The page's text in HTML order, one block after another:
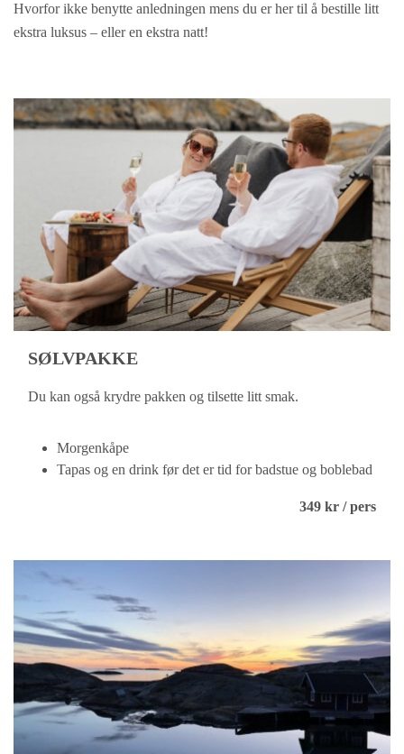
Hvorfor ikke benytte anledningen mens du er her til å bestille litt
ekstra luksus – eller en ekstra natt!
SØLVPAKKE
Du kan også krydre pakken og tilsette litt smak.
Morgenkåpe
Tapas og en drink før det er tid for badstue og boblebad
349 kr / pers